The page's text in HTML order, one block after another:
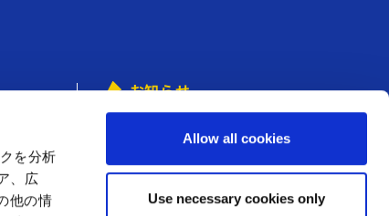
を分析
、広
他の情
Allow all cookies
Use necessary cookies only
お知らせ